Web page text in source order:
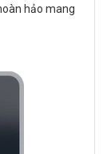
hảo mang